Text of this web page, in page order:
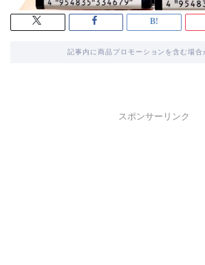
記事内に商品プロモーションを含む場合
スポンサーリンク